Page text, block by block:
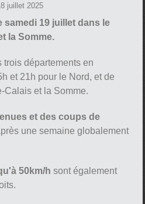
juillet 2025
samedi 19 juillet dans le
la Somme.
trois départements en
et 21h pour le Nord, et de
Calais et la Somme.
et des coups de
une semaine globalement
50km/h sont également